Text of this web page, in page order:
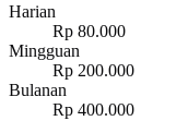
Harian
Rp 80.000
Mingguan
Rp 200.000
Bulanan
Rp 400.000